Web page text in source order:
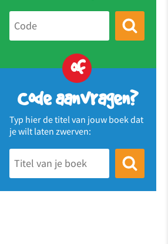
of
Code aanvragen?
Typ hier de titel van jouw boek dat
je wilt laten zwerven: